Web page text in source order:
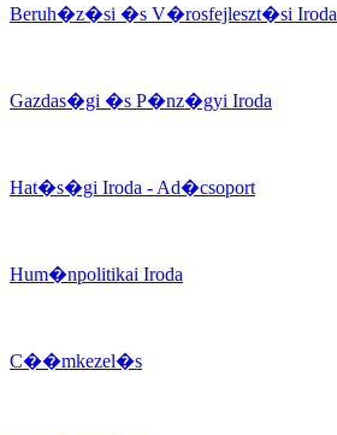
Beruh�z�si �s V�rosfejleszt�si Iroda
Gazdas�gi �s P�nz�gyi Iroda
Hat�s�gi Iroda - Ad�csoport
Hum�npolitikai Iroda
C��mkezel�s